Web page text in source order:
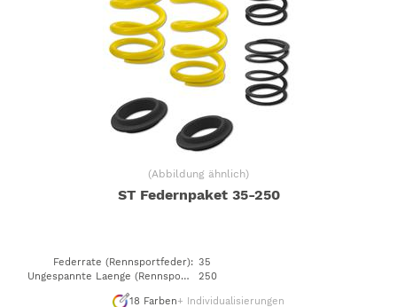
(Abbildung ähnlich)
ST Federnpaket 35-250
Federrate (Rennsportfeder): 35
Ungespannte Laenge (Rennsportfeder)
250
18 Farben+ Individualisierungen